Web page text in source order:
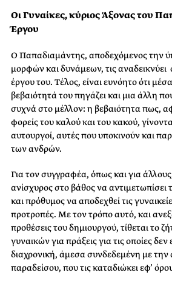
Οι Γυναίκες, κύριος Άξονας του
Έργου
Ο Παπαδιαμάντης, αποδεχόμενος την
μορφών και δυνάμεων, τις αναδεικνύει
έργου του. Τέλος, είναι ευνόητο ότι
βεβαιότητά του πηγάζει και μια άλλη
συχνά στο μέλλον: η βεβαιότητα πως,
φορείς του καλού και του κακού,
αυτουργοί, αυτές που υποκινούν και
των ανδρών.
Για τον συγγραφέα, όπως και για
ανίσχυρος στο βάθος να
και πρόθυμος να αποδεχθεί τις
προτροπές. Με τον τρόπο αυτό, και
προθέσεις του δημιουργού, τίθεται το
γυναικών για πράξεις για τις οποίες
διαχρονική, άμεσα συνδεδεμένη με την
παραδείσου, που τις καταδιώκει εφ’